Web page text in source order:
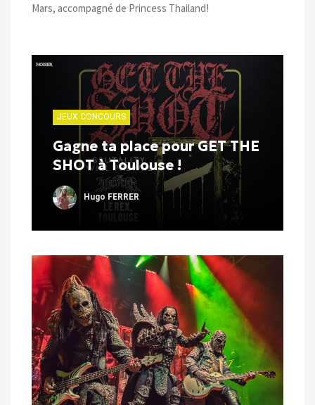
Mars, accompagné de Princess Thailand!
JEUX CONCOURS
Gagne ta place pour GET THE
SHOT à Toulouse !
Hugo FERRER